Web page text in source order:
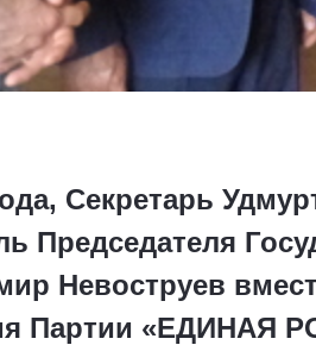
Секретарь
Председателя
Невоструев
Партии «ЕДИНАЯ